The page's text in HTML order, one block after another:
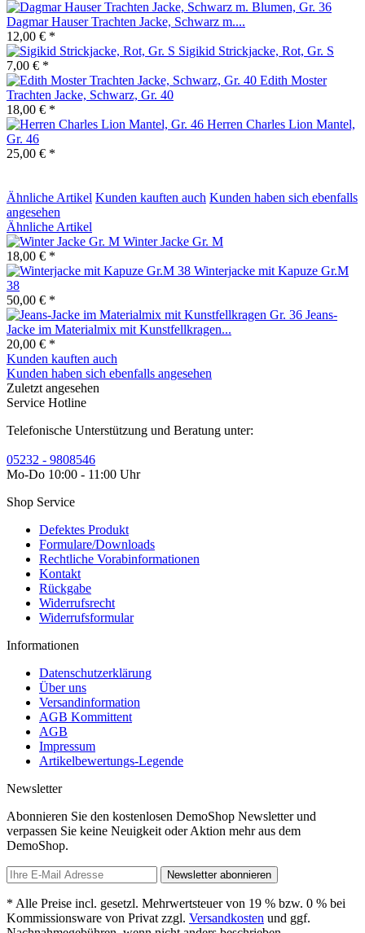
Dagmar Hauser Trachten Jacke, Schwarz m....
12,00 € *
Sigikid Strickjacke, Rot, Gr. S
7,00 € *
Edith Moster
Trachten Jacke, Schwarz, Gr. 40
18,00 € *
Herren Charles Lion Mantel,
Gr. 46
25,00 € *
Ähnliche Artikel Kunden kauften auch Kunden haben sich ebenfalls
angesehen
Ähnliche Artikel
Winter Jacke Gr. M
18,00 € *
Winterjacke mit Kapuze Gr.M
38
50,00 € *
Jeans-
Jacke im Materialmix mit Kunstfellkragen...
20,00 € *
Kunden kauften auch
Kunden haben sich ebenfalls angesehen
Zuletzt angesehen
Service Hotline
Telefonische Unterstützung und Beratung unter:
05232 - 9808546
Mo-Do 10:00 - 11:00 Uhr
Shop Service
Defektes Produkt
Formulare/Downloads
Rechtliche Vorabinformationen
Kontakt
Rückgabe
Widerrufsrecht
Widerrufsformular
Informationen
Datenschutzerklärung
Über uns
Versandinformation
AGB Kommittent
AGB
Impressum
Artikelbewertungs-Legende
Newsletter
Abonnieren Sie den kostenlosen DemoShop Newsletter und
verpassen Sie keine Neuigkeit oder Aktion mehr aus dem
DemoShop.
Newsletter abonnieren
* Alle Preise incl. gesetzl. Mehrwertsteuer von 19 % bzw. 0 % bei
Kommissionsware von Privat zzgl. Versandkosten und ggf.